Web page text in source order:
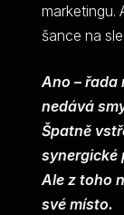
marketingu.
šance na
Ano –
nedává
Špatně
synergické
Ale z toho
své místo.